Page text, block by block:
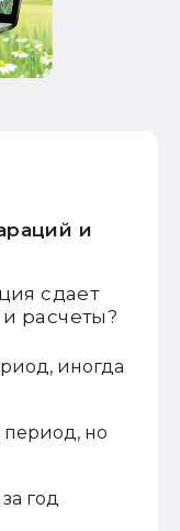
и
сдает
расчеты?
иногда
но
год